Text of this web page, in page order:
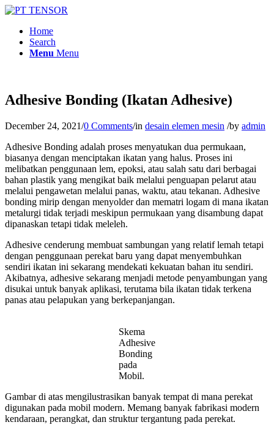
Home
Search
Menu Menu
Adhesive Bonding (Ikatan Adhesive)
December 24, 2021/0 Comments/in desain elemen mesin /by admin
Adhesive Bonding adalah proses menyatukan dua permukaan,
biasanya dengan menciptakan ikatan yang halus. Proses ini
melibatkan penggunaan lem, epoksi, atau salah satu dari berbagai
bahan plastik yang mengikat baik melalui penguapan pelarut atau
melalui pengawetan melalui panas, waktu, atau tekanan. Adhesive
bonding mirip dengan menyolder dan mematri logam di mana ikatan
metalurgi tidak terjadi meskipun permukaan yang disambung dapat
dipanaskan tetapi tidak meleleh.
Adhesive cenderung membuat sambungan yang relatif lemah tetapi
dengan penggunaan perekat baru yang dapat menyembuhkan
sendiri ikatan ini sekarang mendekati kekuatan bahan itu sendiri.
Akibatnya, adhesive sekarang menjadi metode penyambungan yang
disukai untuk banyak aplikasi, terutama bila ikatan tidak terkena
panas atau pelapukan yang berkepanjangan.
Skema
Adhesive
Bonding
pada
Mobil.
Gambar di atas mengilustrasikan banyak tempat di mana perekat
digunakan pada mobil modern. Memang banyak fabrikasi modern
kendaraan, perangkat, dan struktur tergantung pada perekat.